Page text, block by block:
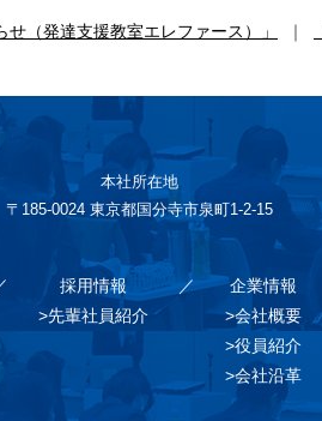
（発達支援教室エレファース）」 ｜
本社所在地
〒185-0024 東京都国分寺市泉町1-2-15
採用情報
>先輩社員紹介
企業情報
>会社概要
>役員紹介
>会社沿革